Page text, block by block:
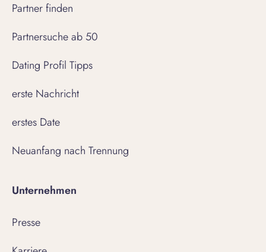
Partner finden
Partnersuche ab 50
Dating Profil Tipps
erste Nachricht
erstes Date
Neuanfang nach Trennung
Unternehmen
Presse